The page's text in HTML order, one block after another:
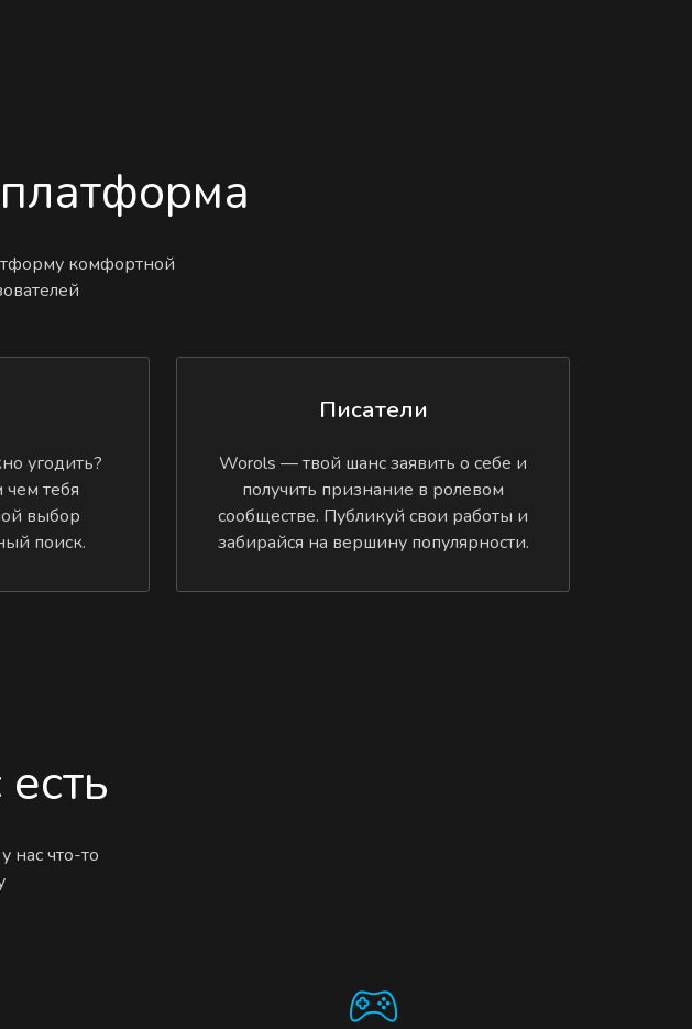
комфортной
угодить?
тебя
выбор
поиск.
Писатели
Worols — твой шанс заявить о себе и
получить признание в ролевом
сообществе. Публикуй свои работы и
забирайся на вершину популярности.
нас что-то